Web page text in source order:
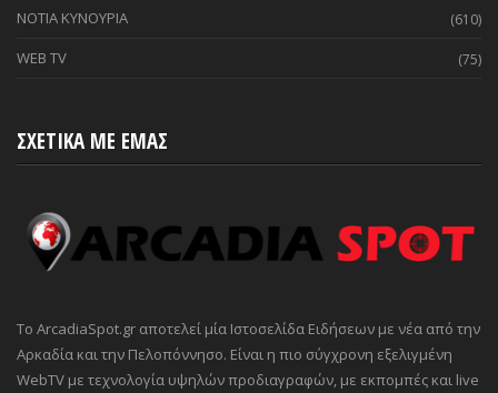
ΝΟΤΙΑ ΚΥΝΟΥΡΙΑ (610)
WEB TV (75)
ΣΧΕΤΙΚΑ ΜΕ ΕΜΑΣ
Το ArcadiaSpot.gr αποτελεί μία Ιστοσελίδα Ειδήσεων με νέα από την
Αρκαδία και την Πελοπόννησο. Είναι η πιο σύγχρονη εξελιγμένη
WebTV με τεχνολογία υψηλών προδιαγραφών, με εκπομπές και live